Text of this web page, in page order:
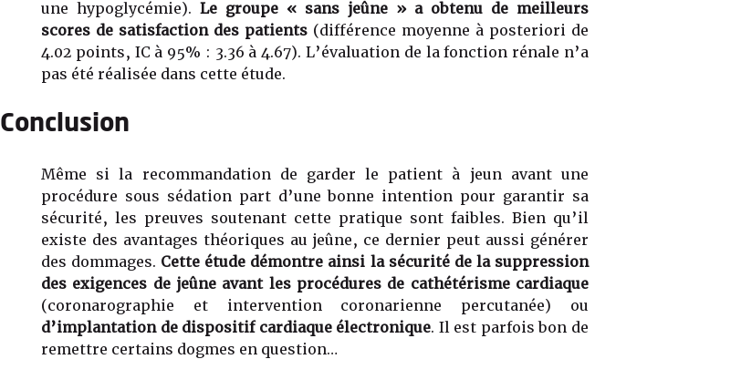
une hypoglycémie). Le groupe « sans jeûne » a obtenu de meilleurs
scores de satisfaction des patients(différence moyenne à posteriori de
4.02 points, IC à 95% : 3.36 à 4.67). L’évaluation de la fonction rénale n’a
pas été réalisée dans cette étude.
Conclusion
Même si la recommandation de garder le patient à jeun avant une
procédure sous sédation part d’une bonne intention pour garantir sa
sécurité, les preuves soutenant cette pratique sont faibles. Bien qu’il
existe des avantages théoriques au jeûne, ce dernier peut aussi générer
des dommages. Cette étude démontre ainsi la sécurité de la suppression
des exigences de jeûne avant les procédures de cathétérisme cardiaque
(coronarographie et intervention coronarienne percutanée) ou
d’implantation de dispositif cardiaque électronique. Il est parfois bon de
remettre certains dogmes en question…